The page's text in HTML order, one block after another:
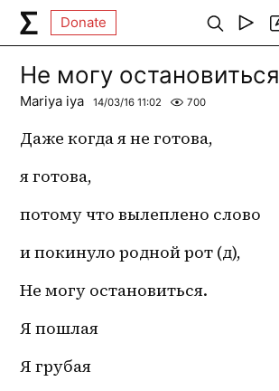
Donate
Не могу остановиться
Mariya iya 14/03/16 11:02 700
Даже когда я не готова,
я готова,
потому что вылеплено слово
и покинуло родной рот (д),
Не могу остановиться.
Я пошлая
Я грубая